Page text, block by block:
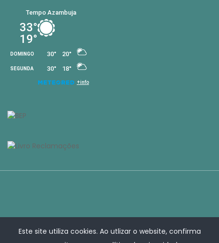
Este site utiliza cookies. Ao utlizar o website, confirma